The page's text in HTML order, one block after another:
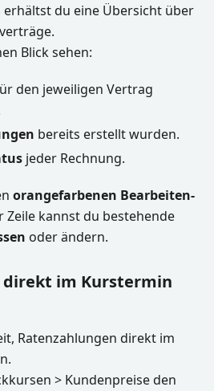
du eine Übersicht über
Blick sehen:
den jeweiligen Vertrag
bereits erstellt wurden.
jeder Rechnung.
orangefarbenen Bearbeiten-
Zeile kannst du bestehende
oder ändern.
direkt im Kurstermin
Ratenzahlungen direkt im
> Kundenpreise den